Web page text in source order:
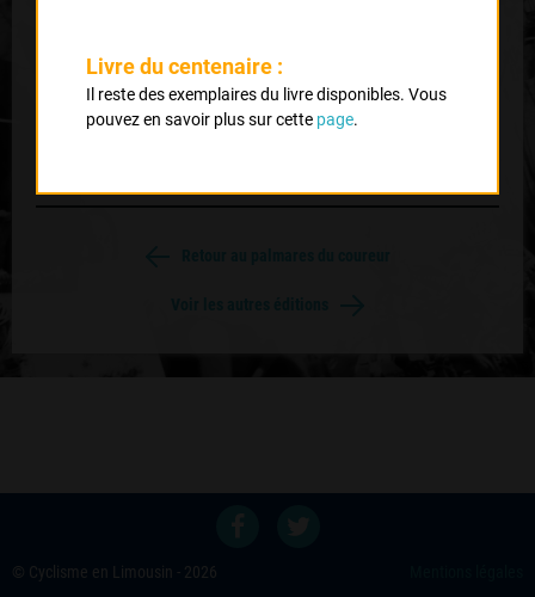
RICHARDSON Georges
Livre du centenaire :
Il reste des exemplaires du livre disponibles. Vous
pouvez en savoir plus sur cette page.
© Cyclisme en Limousin - 2026